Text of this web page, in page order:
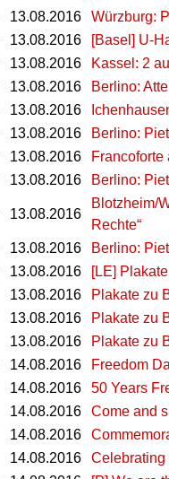
13.08.2016
Würzburg:
13.08.2016
[Basel] U-
13.08.2016
Kassel: 2
13.08.2016
Berlino:
13.08.2016
13.08.2016
Berlino:
13.08.2016
13.08.2016 Berlino:
13.08.2016
Blotzheim/
Rechte“
13.08.2016
Berlino:
13.08.2016
[LE]
13.08.2016
Plakate zu
13.08.2016
Plakate zu
13.08.2016
Plakate zu
14.08.2016
Freedom
14.08.2016
50 Years
14.08.2016
Come and
14.08.2016
14.08.2016
Celebrating